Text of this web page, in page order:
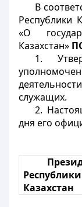
В
Республики
«О
Казахстан»
1.
служащих.
2.
дня его
Республики
Казахстан